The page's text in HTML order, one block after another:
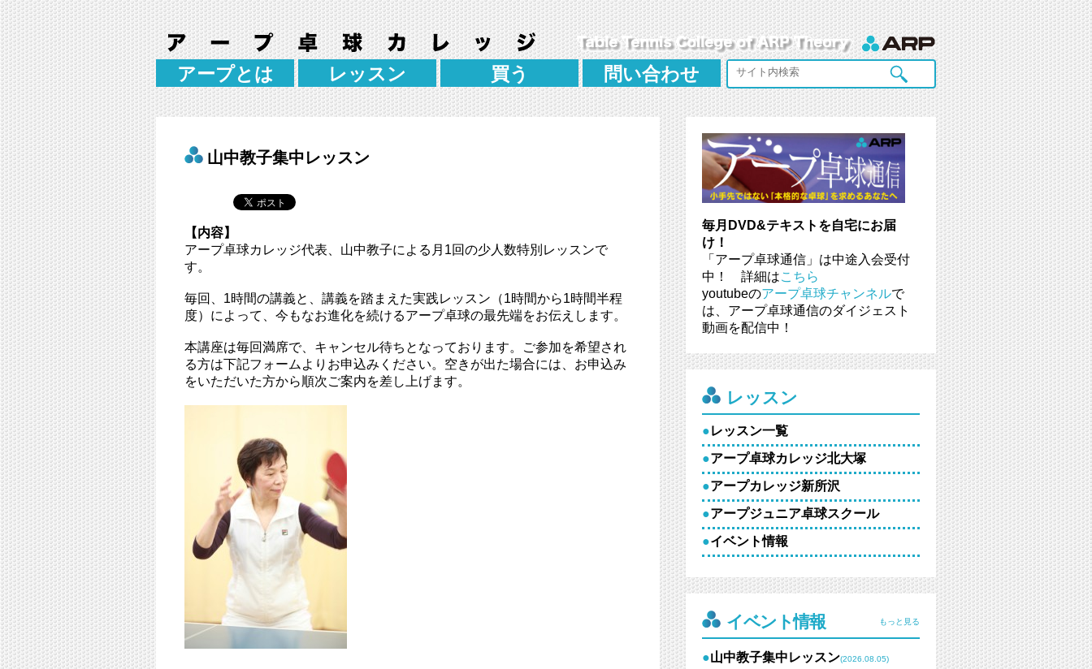
アープとは レッスン 買う 問い合わせ
山中教子集中レッスン
【内容】
アープ卓球カレッジ代表、山中教子による月1回の少人数特別レッスンで
す。
毎回、1時間の講義と、講義を踏まえた実践レッスン（1時間から1時間半程
度）によって、今もなお進化を続けるアープ卓球の最先端をお伝えします。
本講座は毎回満席で、キャンセル待ちとなっております。ご参加を希望され
る方は下記フォームよりお申込みください。空きが出た場合には、お申込み
をいただいた方から順次ご案内を差し上げます。
毎月DVD&テキストを自宅にお届
け！
「アープ卓球通信」は中途入会受付
中！ 詳細はこちら
youtubeのアープ卓球チャンネルで
は、アープ卓球通信のダイジェスト
動画を配信中！
レッスン
●レッスン一覧
●アープ卓球カレッジ北大塚
●アープカレッジ新所沢
●アープジュニア卓球スクール
●イベント情報
もっと見る
イベント情報
●山中教子集中レッスン(2026.08.05)